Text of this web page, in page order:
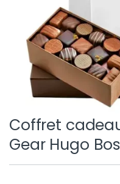
Coffret
Gear Hugo